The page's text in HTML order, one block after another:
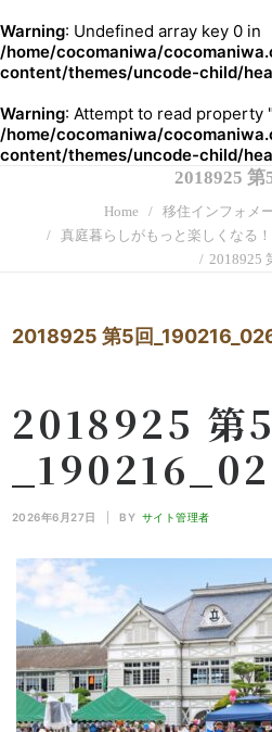
Warning: Undefined array key 0 in
/home/cocomaniwa/
content/themes/uncode-child/
Warning: Attempt to read property
/home/cocomaniwa/
content/themes/uncode-child/
2018925 第
Home 移住インフォメ
真庭暮らしがもっと楽しくなる
2018925
2018925 第5回
2018925 第
2026年6月27日 BY サイト管理者